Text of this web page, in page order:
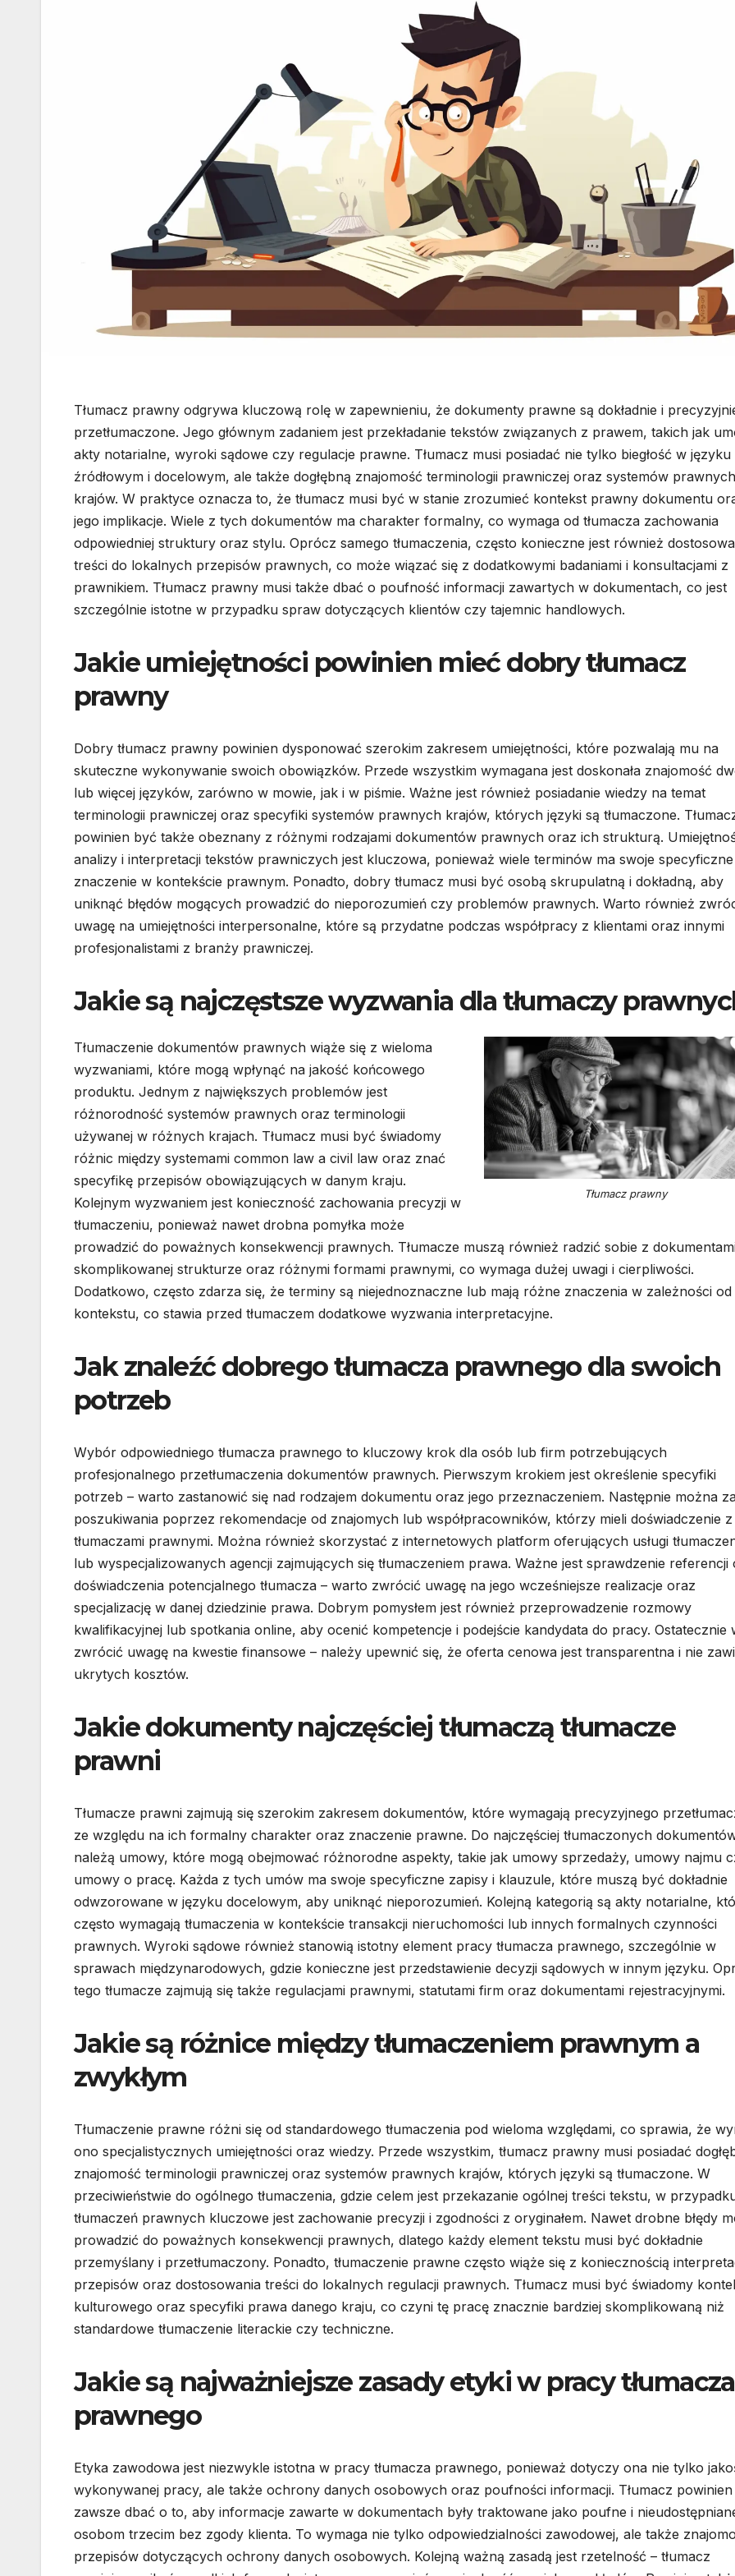
Tłumacz prawny odgrywa kluczową rolę w zapewnieniu, że dokumenty prawne są dokładnie i
przetłumaczone. Jego głównym zadaniem jest przekładanie tekstów związanych z prawem, takich jak
akty notarialne, wyroki sądowe czy regulacje prawne. Tłumacz musi posiadać nie tylko biegłość w języku
źródłowym i docelowym, ale także dogłębną znajomość terminologii prawniczej oraz systemów
krajów. W praktyce oznacza to, że tłumacz musi być w stanie zrozumieć kontekst prawny dokumentu
jego implikacje. Wiele z tych dokumentów ma charakter formalny, co wymaga od tłumacza zachowania
odpowiedniej struktury oraz stylu. Oprócz samego tłumaczenia, często konieczne jest również
treści do lokalnych przepisów prawnych, co może wiązać się z dodatkowymi badaniami i konsultacjami z
prawnikiem. Tłumacz prawny musi także dbać o poufność informacji zawartych w dokumentach, co jest
szczególnie istotne w przypadku spraw dotyczących klientów czy tajemnic handlowych.
Jakie umiejętności powinien mieć dobry tłumacz
prawny
Dobry tłumacz prawny powinien dysponować szerokim zakresem umiejętności, które pozwalają mu na
skuteczne wykonywanie swoich obowiązków. Przede wszystkim wymagana jest doskonała znajomość
lub więcej języków, zarówno w mowie, jak i w piśmie. Ważne jest również posiadanie wiedzy na temat
terminologii prawniczej oraz specyfiki systemów prawnych krajów, których języki są tłumaczone.
powinien być także obeznany z różnymi rodzajami dokumentów prawnych oraz ich strukturą.
analizy i interpretacji tekstów prawniczych jest kluczowa, ponieważ wiele terminów ma swoje specyficzne
znaczenie w kontekście prawnym. Ponadto, dobry tłumacz musi być osobą skrupulatną i dokładną, aby
uniknąć błędów mogących prowadzić do nieporozumień czy problemów prawnych. Warto również
uwagę na umiejętności interpersonalne, które są przydatne podczas współpracy z klientami oraz innymi
profesjonalistami z branży prawniczej.
Jakie są najczęstsze wyzwania dla tłumaczy
Tłumacz prawny
Tłumaczenie dokumentów prawnych wiąże się z wieloma
wyzwaniami, które mogą wpłynąć na jakość końcowego
produktu. Jednym z największych problemów jest
różnorodność systemów prawnych oraz terminologii
używanej w różnych krajach. Tłumacz musi być świadomy
różnic między systemami common law a civil law oraz znać
specyfikę przepisów obowiązujących w danym kraju.
Kolejnym wyzwaniem jest konieczność zachowania precyzji w
tłumaczeniu, ponieważ nawet drobna pomyłka może
prowadzić do poważnych konsekwencji prawnych. Tłumacze muszą również radzić sobie z
skomplikowanej strukturze oraz różnymi formami prawnymi, co wymaga dużej uwagi i cierpliwości.
Dodatkowo, często zdarza się, że terminy są niejednoznaczne lub mają różne znaczenia w zależności od
kontekstu, co stawia przed tłumaczem dodatkowe wyzwania interpretacyjne.
Jak znaleźć dobrego tłumacza prawnego dla swoich
potrzeb
Wybór odpowiedniego tłumacza prawnego to kluczowy krok dla osób lub firm potrzebujących
profesjonalnego przetłumaczenia dokumentów prawnych. Pierwszym krokiem jest określenie specyfiki
potrzeb – warto zastanowić się nad rodzajem dokumentu oraz jego przeznaczeniem. Następnie można
poszukiwania poprzez rekomendacje od znajomych lub współpracowników, którzy mieli doświadczenie z
tłumaczami prawnymi. Można również skorzystać z internetowych platform oferujących usługi
lub wyspecjalizowanych agencji zajmujących się tłumaczeniem prawa. Ważne jest sprawdzenie referencji
doświadczenia potencjalnego tłumacza – warto zwrócić uwagę na jego wcześniejsze realizacje oraz
specjalizację w danej dziedzinie prawa. Dobrym pomysłem jest również przeprowadzenie rozmowy
kwalifikacyjnej lub spotkania online, aby ocenić kompetencje i podejście kandydata do pracy. Ostatecznie
zwrócić uwagę na kwestie finansowe – należy upewnić się, że oferta cenowa jest transparentna i nie
ukrytych kosztów.
Jakie dokumenty najczęściej tłumaczą tłumacze
prawni
Tłumacze prawni zajmują się szerokim zakresem dokumentów, które wymagają precyzyjnego
ze względu na ich formalny charakter oraz znaczenie prawne. Do najczęściej tłumaczonych
należą umowy, które mogą obejmować różnorodne aspekty, takie jak umowy sprzedaży, umowy najmu
umowy o pracę. Każda z tych umów ma swoje specyficzne zapisy i klauzule, które muszą być dokładnie
odwzorowane w języku docelowym, aby uniknąć nieporozumień. Kolejną kategorią są akty notarialne,
często wymagają tłumaczenia w kontekście transakcji nieruchomości lub innych formalnych czynności
prawnych. Wyroki sądowe również stanowią istotny element pracy tłumacza prawnego, szczególnie w
sprawach międzynarodowych, gdzie konieczne jest przedstawienie decyzji sądowych w innym języku.
tego tłumacze zajmują się także regulacjami prawnymi, statutami firm oraz dokumentami rejestracyjnymi.
Jakie są różnice między tłumaczeniem prawnym a
zwykłym
Tłumaczenie prawne różni się od standardowego tłumaczenia pod wieloma względami, co sprawia, że
ono specjalistycznych umiejętności oraz wiedzy. Przede wszystkim, tłumacz prawny musi posiadać
znajomość terminologii prawniczej oraz systemów prawnych krajów, których języki są tłumaczone. W
przeciwieństwie do ogólnego tłumaczenia, gdzie celem jest przekazanie ogólnej treści tekstu, w
tłumaczeń prawnych kluczowe jest zachowanie precyzji i zgodności z oryginałem. Nawet drobne błędy
prowadzić do poważnych konsekwencji prawnych, dlatego każdy element tekstu musi być dokładnie
przemyślany i przetłumaczony. Ponadto, tłumaczenie prawne często wiąże się z koniecznością
przepisów oraz dostosowania treści do lokalnych regulacji prawnych. Tłumacz musi być świadomy
kulturowego oraz specyfiki prawa danego kraju, co czyni tę pracę znacznie bardziej skomplikowaną niż
standardowe tłumaczenie literackie czy techniczne.
Jakie są najważniejsze zasady etyki w pracy tłumacza
prawnego
Etyka zawodowa jest niezwykle istotna w pracy tłumacza prawnego, ponieważ dotyczy ona nie tylko
wykonywanej pracy, ale także ochrony danych osobowych oraz poufności informacji. Tłumacz powinien
zawsze dbać o to, aby informacje zawarte w dokumentach były traktowane jako poufne i
osobom trzecim bez zgody klienta. To wymaga nie tylko odpowiedzialności zawodowej, ale także
przepisów dotyczących ochrony danych osobowych. Kolejną ważną zasadą jest rzetelność – tłumacz